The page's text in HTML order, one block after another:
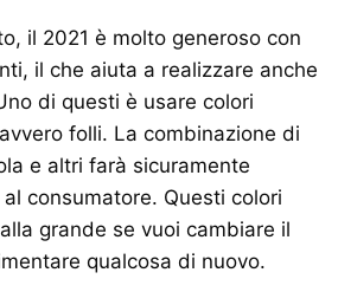
il 2021 è molto generoso con
il che aiuta a realizzare anche
di questi è usare colori
folli. La combinazione di
e altri farà sicuramente
consumatore. Questi colori
grande se vuoi cambiare il
qualcosa di nuovo.